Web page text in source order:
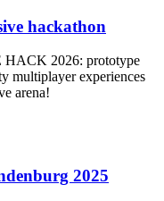
hackathon
HACK 2026: prototype
multiplayer experiences
arena!
2025